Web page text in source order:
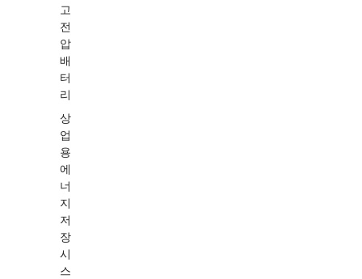
고
전
압
배
터
리
상
업
용
에
너
지
저
장
시
스